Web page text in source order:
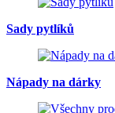
Sady pytlíků
Nápady na dárky